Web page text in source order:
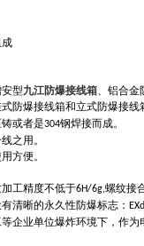
安型九江防爆接线箱、铝合金
防爆接线箱和立式防爆接线
或者是304钢焊接而成。
之用。
方便。
工精度不低于6H/6g,螺纹接
清晰的永久性防爆标志：
企业单位爆炸环境下，作为